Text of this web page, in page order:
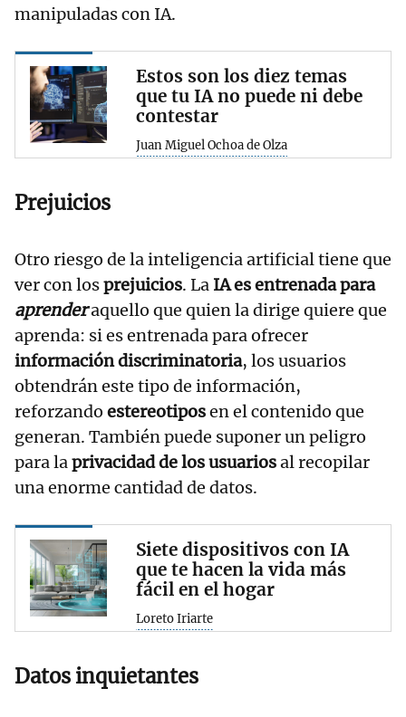
manipuladas con IA.
Estos son los diez temas
que tu IA no puede ni debe
contestar
Juan Miguel Ochoa de Olza
Prejuicios
Otro riesgo de la inteligencia artificial tiene que
ver con losprejuicios. La IA es entrenada para
aprenderaquello que quien la dirige quiere que
aprenda: si es entrenada para ofrecer
información discriminatoria, los usuarios
obtendrán este tipo de información,
reforzando estereotiposen el contenido que
generan. También puede suponer un peligro
para la privacidad de los usuariosal recopilar
una enorme cantidad de datos.
Siete dispositivos con IA
que te hacen la vida más
fácil en el hogar
Loreto Iriarte
Datos inquietantes